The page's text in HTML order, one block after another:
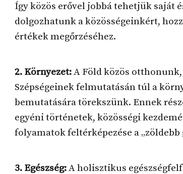
Így közös erővel jobbá tehetjük saját
dolgozhatunk a közösségeinkért,
értékek megőrzéséhez.
2. Környezet:A Föld közös
Szépségeinek felmutatásán túl a
bemutatására törekszünk. Ennek
egyéni történetek, közösségi
folyamatok feltérképezése a „zöldebb
3. Egészség:A holisztikus